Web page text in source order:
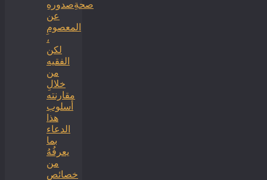
صحةِصدورهِ
عن
المعصومِ
،
لكن
الفقيه
من
خلالِ
مقارنته
أسلوب
هذا
الدعاء
بما
يعرفُهُ
من
خصائص